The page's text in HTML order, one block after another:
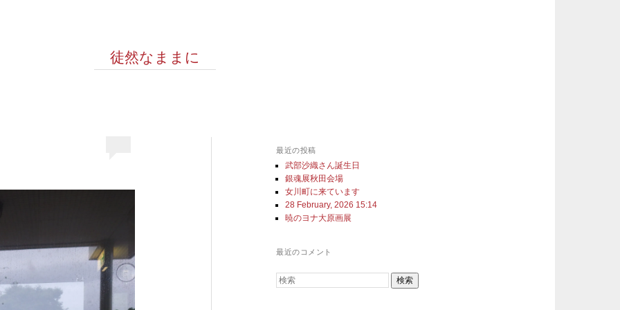
徒然なままに
最近の投稿
武部沙織さん誕生日
銀魂展秋田会場
女川町に来ています
28 February, 2026 15:14
暁のヨナ大原画展
最近のコメント
検索